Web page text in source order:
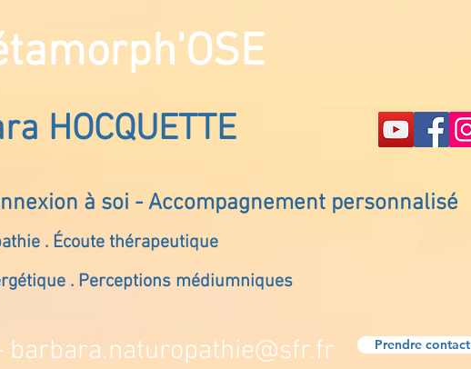
HOCQUETTE
à soi - Accompagnement personnalisé
. Écoute thérapeutique
. Perceptions médiumniques
barbara.naturopathie@sfr.fr Prendre contact